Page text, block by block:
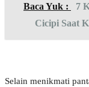
Baca Yuk :
7
Cicipi Saat
Selain menikmati